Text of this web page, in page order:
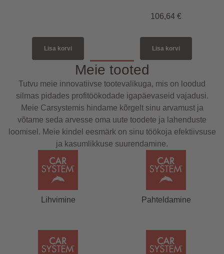
Lisa korvi
106,64 €
Lisa korvi
Meie tooted
Tutvu meie innovatiivse tootevalikuga, mis on loodud
silmas pidades profitöökodade igapäevaseid vajadusi.
Meie Carsystemis hindame kõrgelt sinu arvamust ja
võtame seda arvesse oma uute toodete ja lahenduste
loomisel. Meie kindel eesmärk on sinu töökoja efektiivsuse
ja kasumlikkuse suurendamine.
Lihvimine Pahteldamine